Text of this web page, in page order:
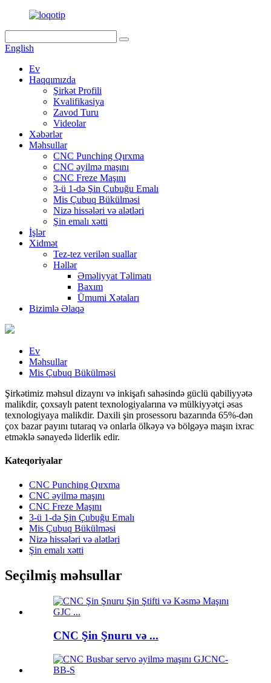
English
Ev
Haqqımızda
Şirkət Profili
Kvalifikasiya
Zavod Turu
Videolar
Xəbərlər
Məhsullar
CNC Punching Qırxma
CNC əyilmə maşını
CNC Freze Maşını
3-ü 1-də Şin Çubuğu Emalı
Mis Çubuq Bükülməsi
Nizə hissələri və alətləri
Şin emalı xətti
İşlər
Xidmət
Tez-tez verilən suallar
Həllər
Əməliyyat Təlimatı
Baxım
Ümumi Xətaları
Bizimlə Əlaqə
Ev
Məhsullar
Mis Çubuq Bükülməsi
Şirkətimiz məhsul dizaynı və inkişafı sahəsində güclü qabiliyyətə
malikdir, çoxsaylı patent texnologiyalarına və mülkiyyətçi əsas
texnologiyaya malikdir. Daxili şin prosessoru bazarında 65%-dən
çox bazar payını tutaraq və onlarla ölkəyə və bölgəyə maşın ixrac
etməklə sənayedə liderlik edir.
Kateqoriyalar
CNC Punching Qırxma
CNC əyilmə maşını
CNC Freze Maşını
3-ü 1-də Şin Çubuğu Emalı
Mis Çubuq Bükülməsi
Nizə hissələri və alətləri
Şin emalı xətti
Seçilmiş məhsullar
CNC Şin Şnuru və ...